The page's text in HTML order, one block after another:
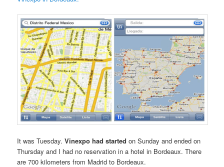
It was Tuesday.Vinexpo had started on Sunday and ended on
Thursday and I had no reservation in a hotel in Bordeaux. There
are 700 kilometers from Madrid to Bordeaux.